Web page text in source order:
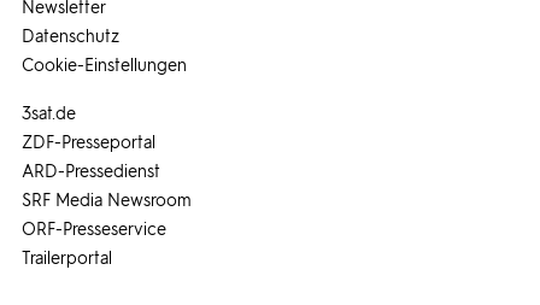
3sat.de
ZDF-Presseportal
ARD-Pressedienst
SRF Media Newsroom
ORF-Presseservice
Trailerportal
Newsletter
Datenschutz
Cookie-Einstellungen